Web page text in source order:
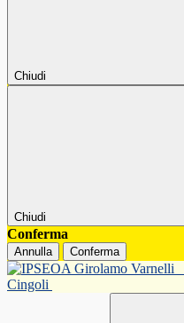
Chiudi
Chiudi
Conferma
Annulla Conferma
Cingoli